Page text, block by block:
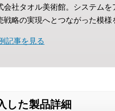
会社タオル美術館。システム
略の実現へとつながった模様
記事を見る
した製品詳細